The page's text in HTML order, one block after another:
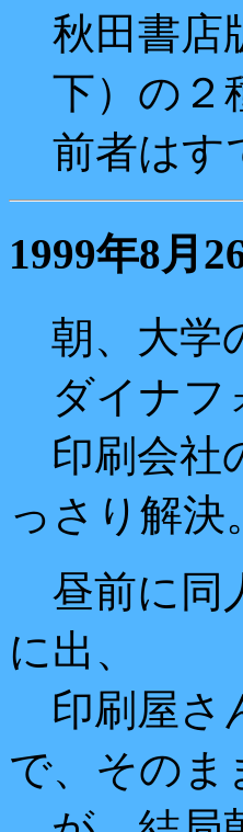
秋田書店
下）の２
前者はす
1999年8月
朝、大学
ダイナフ
印刷会社
っさり解決
昼前に同
に出、
印刷屋さ
で、そのま